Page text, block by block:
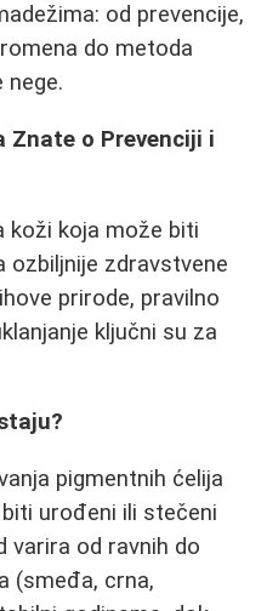
od prevencije,
do metoda
nege.
Znate o Prevenciji i
koži koja može biti
ozbiljnije zdravstvene
prirode, pravilno
ključni su za
pigmentnih ćelija
urođeni ili stečeni
varira od ravnih do
(smeđa, crna,